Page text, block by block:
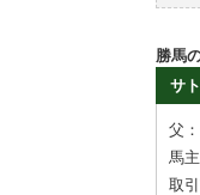
勝馬
サ
父
馬
取